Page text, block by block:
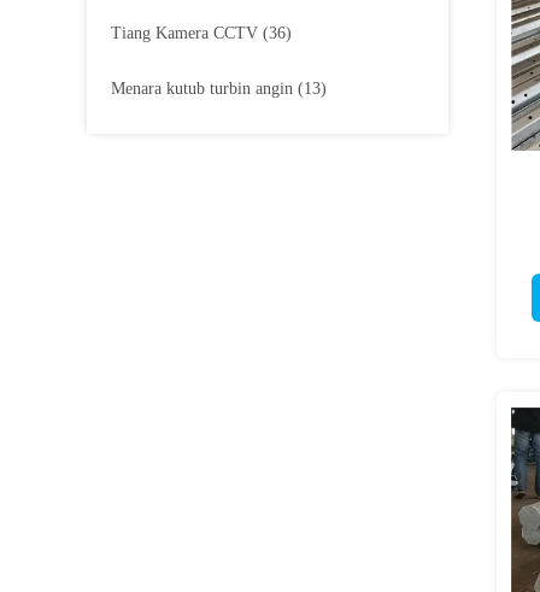
Tiang Kamera CCTV (36)
Menara kutub turbin angin (13)